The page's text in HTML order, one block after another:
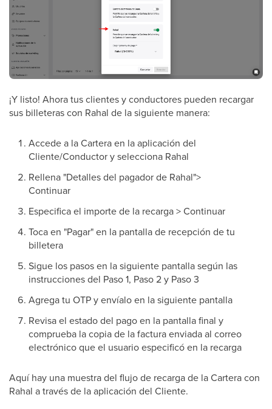
¡Y listo! Ahora tus clientes y conductores pueden recargar
sus billeteras con Rahal de la siguiente manera:
Accede a la Cartera en la aplicación del
Cliente/Conductor y selecciona Rahal
Rellena "Detalles del pagador de Rahal">
Continuar
Especifica el importe de la recarga > Continuar
Toca en "Pagar" en la pantalla de recepción de tu
billetera
Sigue los pasos en la siguiente pantalla según las
instrucciones del Paso 1, Paso 2 y Paso 3
Agrega tu OTP y envíalo en la siguiente pantalla
Revisa el estado del pago en la pantalla final y
comprueba la copia de la factura enviada al correo
electrónico que el usuario especificó en la recarga
Aquí hay una muestra del flujo de recarga de la Cartera con
Rahal a través de la aplicación del Cliente.